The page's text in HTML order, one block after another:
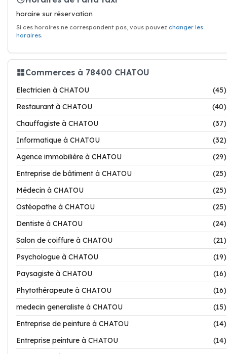
horaire sur réservation
Si ces horaires ne correspondent pas, vous pouvez changer les
horaires.
Commerces à 78400 CHATOU
Electricien à CHATOU
(45)
Restaurant à CHATOU
(40)
Chauffagiste à CHATOU
(37)
Informatique à CHATOU
(32)
Agence immobilière à CHATOU
(29)
Entreprise de bâtiment à CHATOU
(25)
Médecin à CHATOU
(25)
Ostéopathe à CHATOU
(25)
Dentiste à CHATOU
(24)
Salon de coiffure à CHATOU
(21)
Psychologue à CHATOU
(19)
Paysagiste à CHATOU
(16)
Phytothérapeute à CHATOU
(16)
medecin generaliste à CHATOU
(15)
Entreprise de peinture à CHATOU
(14)
Entreprise peinture à CHATOU
(14)